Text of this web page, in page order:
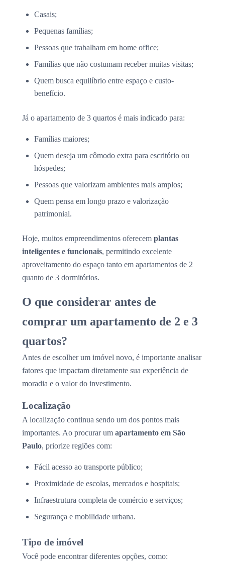
Casais;
Pequenas famílias;
Pessoas que trabalham em home office;
Famílias que não costumam receber muitas visitas;
Quem busca equilíbrio entre espaço e custo-
benefício.
Já o apartamento de 3 quartos é mais indicado para:
Famílias maiores;
Quem deseja um cômodo extra para escritório ou
hóspedes;
Pessoas que valorizam ambientes mais amplos;
Quem pensa em longo prazo e valorização
patrimonial.
Hoje, muitos empreendimentos oferecem plantas
inteligentes e funcionais, permitindo excelente
aproveitamento do espaço tanto em apartamentos de 2
quanto de 3 dormitórios.
O que considerar antes de
comprar um apartamento de 2 e 3
quartos?
Antes de escolher um imóvel novo, é importante analisar
fatores que impactam diretamente sua experiência de
moradia e o valor do investimento.
Localização
A localização continua sendo um dos pontos mais
importantes. Ao procurar um apartamento em São
Paulo, priorize regiões com:
Fácil acesso ao transporte público;
Proximidade de escolas, mercados e hospitais;
Infraestrutura completa de comércio e serviços;
Segurança e mobilidade urbana.
Tipo de imóvel
Você pode encontrar diferentes opções, como: